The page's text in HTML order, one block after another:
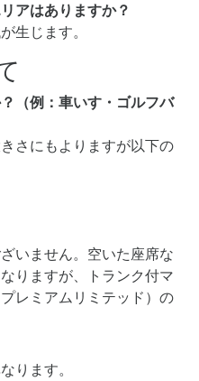
アはありますか？
生じます。
（例：車いす・ゴルフバ
さにもよりますが以下の
いません。空いた座席な
りますが、トランク付マ
レミアムリミテッド）の
ります。